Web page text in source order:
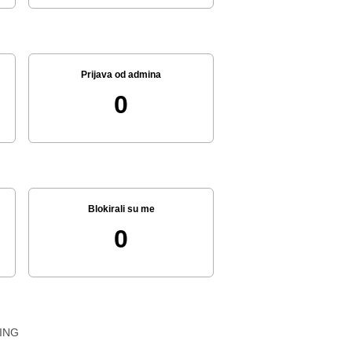
Prijava od admina
0
Blokirali su me
0